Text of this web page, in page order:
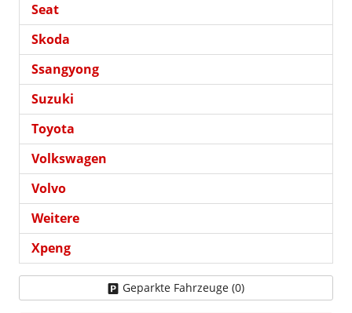
Seat
Skoda
Ssangyong
Suzuki
Toyota
Volkswagen
Volvo
Weitere
Xpeng
Geparkte Fahrzeuge (0)